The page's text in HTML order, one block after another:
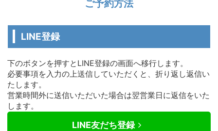
ご予約方法
LINE登録
下のボタンを押すとLINE登録の画面へ移行します。
必要事項を入力の上送信していただくと、折り返し返信い
たします。
営業時間外に送信いただいた場合は翌営業日に返信をいた
します。
LINE友だち登録